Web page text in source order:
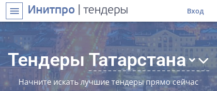
menu Инитпро | тендеры Вход
ТендерыТатарстана expand_more
Начните искать лучшие тендеры прямо сейчас